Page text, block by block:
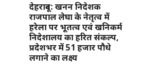
देहरादून: खनन निदेशक
राजपाल लेघा के नेतृत्व में
हरेला पर भूतत्व एवं खनिकर्म
निदेशालय का हरित संकल्प,
प्रदेशभर में 51 हजार पौधे
लगाने का लक्ष्य